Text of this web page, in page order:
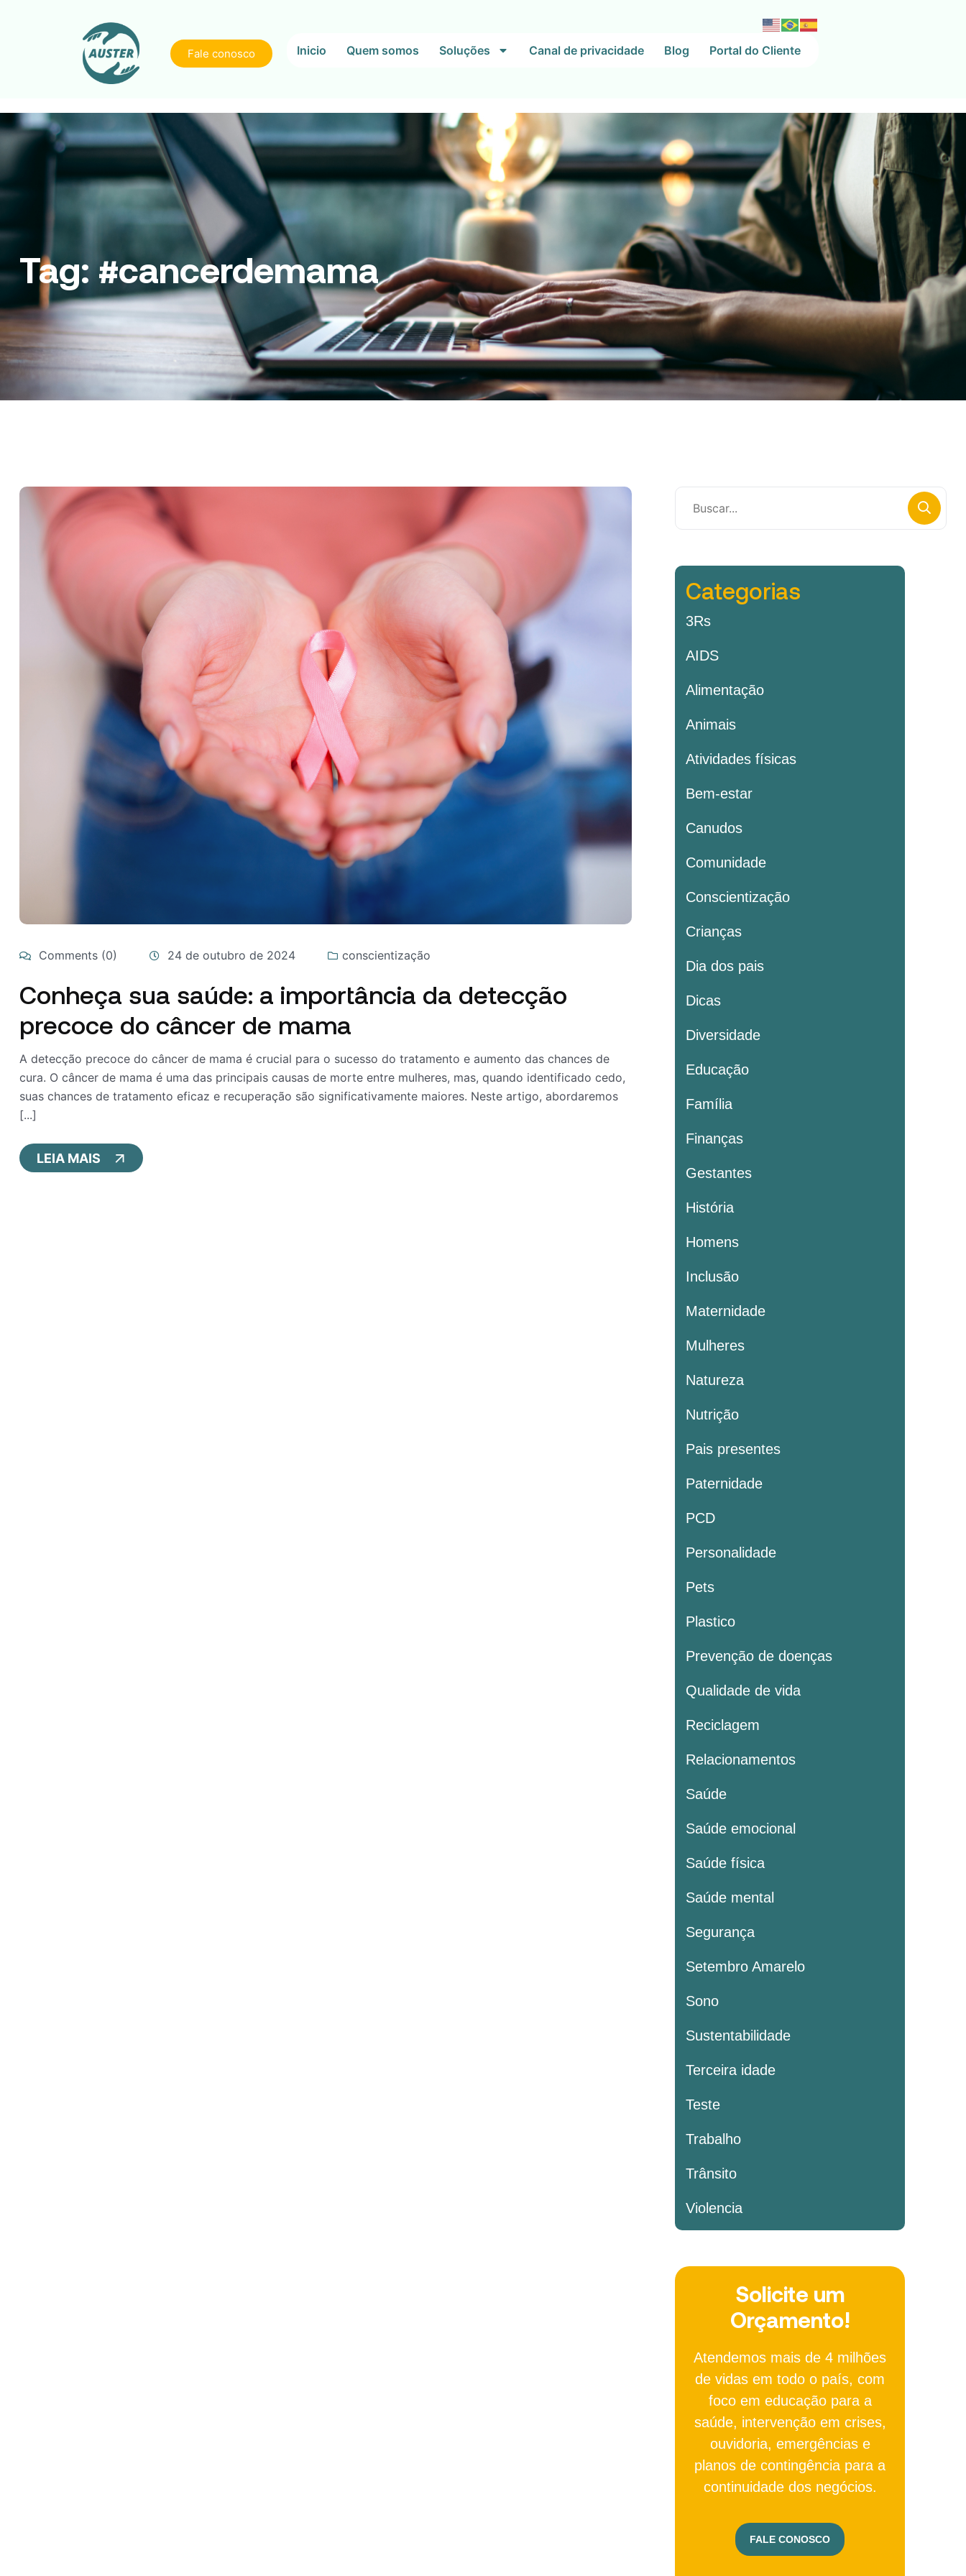
Fale conosco Inicio Quem somos Soluções Canal de privacidade Blog Portal do Cliente
Tag:#cancerdemama
Comments (0) 24 de outubro de 2024 conscientização
Conheça sua saúde: a importância da detecção
precoce do câncer de mama
A detecção precoce do câncer de mama é crucial para o sucesso do tratamento e aumento das chances de
cura. O câncer de mama é uma das principais causas de morte entre mulheres, mas, quando identificado cedo,
suas chances de tratamento eficaz e recuperação são significativamente maiores. Neste artigo, abordaremos
[...]
LEIA MAIS
Categorias
3Rs
AIDS
Alimentação
Animais
Atividades físicas
Bem-estar
Canudos
Comunidade
Conscientização
Crianças
Dia dos pais
Dicas
Diversidade
Educação
Família
Finanças
Gestantes
História
Homens
Inclusão
Maternidade
Mulheres
Natureza
Nutrição
Pais presentes
Paternidade
PCD
Personalidade
Pets
Plastico
Prevenção de doenças
Qualidade de vida
Reciclagem
Relacionamentos
Saúde
Saúde emocional
Saúde física
Saúde mental
Segurança
Setembro Amarelo
Sono
Sustentabilidade
Terceira idade
Teste
Trabalho
Trânsito
Violencia
Solicite um
Orçamento!
Atendemos mais de 4 milhões
de vidas em todo o país, com
foco em educação para a
saúde, intervenção em crises,
ouvidoria, emergências e
planos de contingência para a
continuidade dos negócios.
FALE CONOSCO